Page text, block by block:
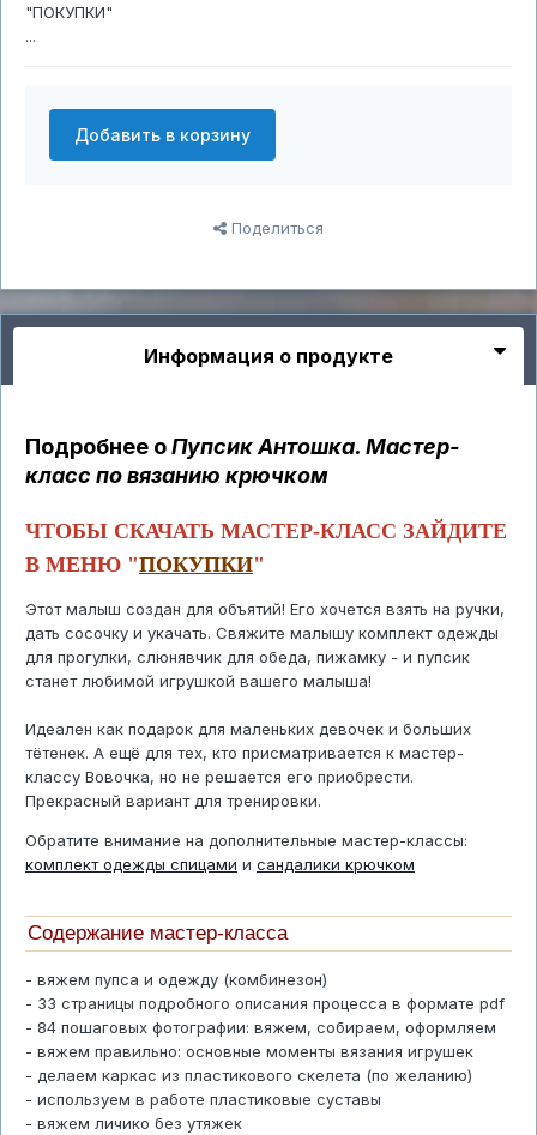
"ПОКУПКИ"
...
Добавить в корзину
Поделиться
Информация о продукте
Подробнее оПупсик Антошка. Мастер-
класс по вязанию крючком
ЧТОБЫ СКАЧАТЬ МАСТЕР-КЛАСС ЗАЙДИТЕ
В МЕНЮ "ПОКУПКИ"
Этот малыш создан для объятий! Его хочется взять на ручки,
дать сосочку и укачать. Свяжите малышу комплект одежды
для прогулки, слюнявчик для обеда, пижамку - и пупсик
станет любимой игрушкой вашего малыша!
Идеален как подарок для маленьких девочек и больших
тётенек. А ещё для тех, кто присматривается к мастер-
классу Вовочка, но не решается его приобрести.
Прекрасный вариант для тренировки.
Обратите внимание на дополнительные мастер-классы:
комплект одежды спицами и сандалики крючком
Содержание мастер-класса
- вяжем пупса и одежду (комбинезон)
- 33 страницы подробного описания процесса в формате pdf
- 84 пошаговых фотографии: вяжем, собираем, оформляем
- вяжем правильно: основные моменты вязания игрушек
- делаем каркас из пластикового скелета (по желанию)
- используем в работе пластиковые суставы
- вяжем личико без утяжек